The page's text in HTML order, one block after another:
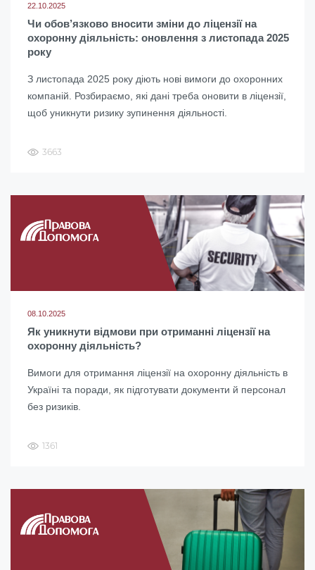
22.10.2025
Чи обов’язково вносити зміни до ліцензії на
охоронну діяльність: оновлення з листопада 2025
року
З листопада 2025 року діють нові вимоги до охоронних
компаній. Розбираємо, які дані треба оновити в ліцензії,
щоб уникнути ризику зупинення діяльності.
3663
08.10.2025
Як уникнути відмови при отриманні ліцензії на
охоронну діяльність?
Вимоги для отримання ліцензії на охоронну діяльність в
Україні та поради, як підготувати документи й персонал
без ризиків.
1361